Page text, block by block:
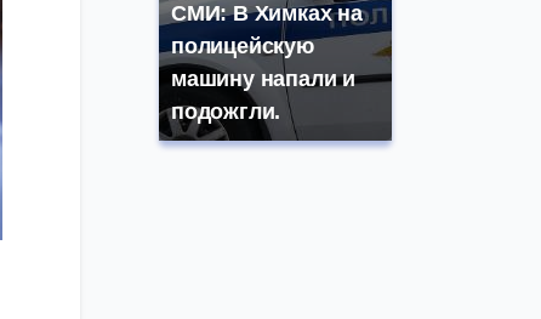
СМИ: В Химках на
полицейскую
машину напали и
подожгли.